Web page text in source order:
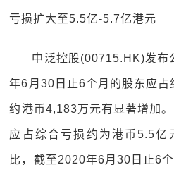
亏损扩大至5.5亿-5.7亿港元
中泛控股(00715.HK)发布
年6月30日止6个月的股东应
约港币4,183万元有显著增加
应占综合亏损约为港币5.5亿
比，截至2020年6月30日止6